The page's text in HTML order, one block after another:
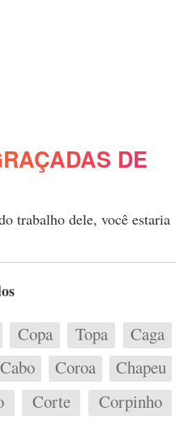
DE
trabalho dele, você estaria
Copa Topa
Caga
Cabo Coroa
Chapeu
Corte Corpinho